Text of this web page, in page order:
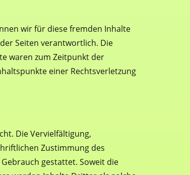
wir für diese fremden Inhalte
Seiten verantwortlich. Die
waren zum Zeitpunkt der
einer Rechtsverletzung
Die Vervielfältigung,
Zustimmung des
gestattet. Soweit die